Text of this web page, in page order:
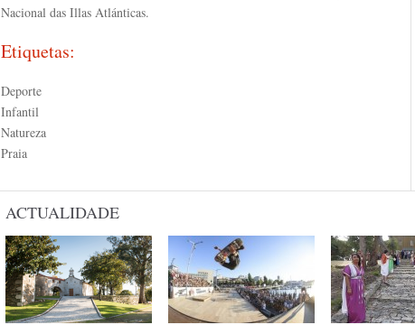
Nacional das Illas Atlánticas.
Etiquetas:
Deporte
Infantil
Natureza
Praia
ACTUALIDADE